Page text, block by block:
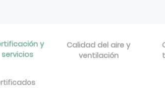
y
servicios
Calidad del aire y
ventilación